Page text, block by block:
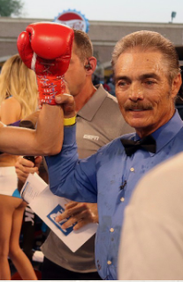
谷潤人に質問募